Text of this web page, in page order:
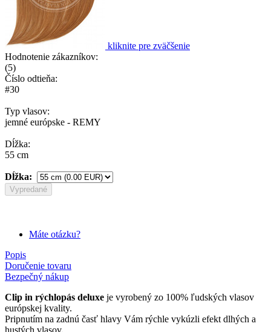
kliknite pre zväčšenie
Hodnotenie zákazníkov:
(5)
Číslo odtieňa:
#30
Typ vlasov:
jemné európske - REMY
Dĺžka:
55 cm
Dĺžka:
Vypredané
Máte otázku?
Popis
Doručenie tovaru
Bezpečný nákup
Clip in rýchlopás deluxe je vyrobený zo 100% ľudských vlasov
európskej kvality.
Pripnutím na zadnú časť hlavy Vám rýchle vykúzli efekt dlhých a
hustých vlasov.